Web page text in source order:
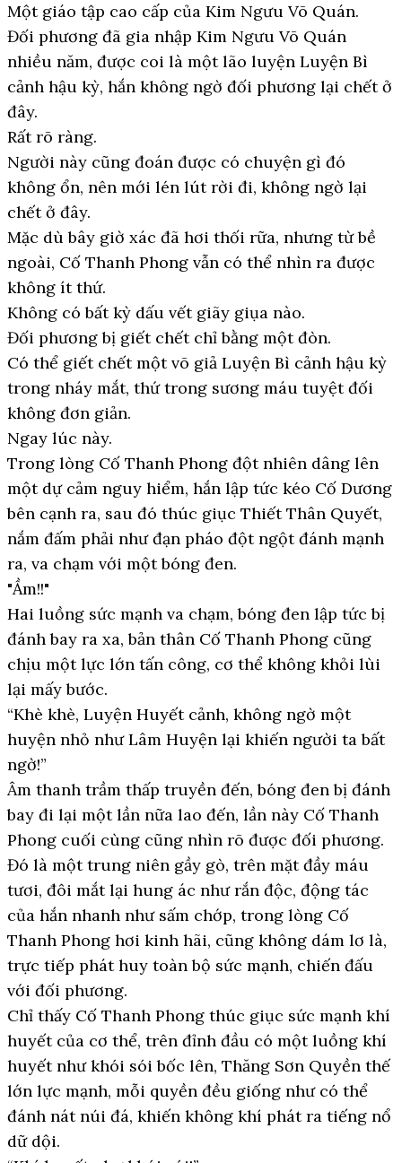
Một giáo tập cao cấp của Kim Ngưu Võ Quán.
Đối phương đã gia nhập Kim Ngưu Võ Quán
nhiều năm, được coi là một lão luyện Luyện Bì
cảnh hậu kỳ, hắn không ngờ đối phương lại chết ở
đây.
Rất rõ ràng.
Người này cũng đoán được có chuyện gì đó
không ổn, nên mới lén lút rời đi, không ngờ lại
chết ở đây.
Mặc dù bây giờ xác đã hơi thối rữa, nhưng từ bề
ngoài, Cố Thanh Phong vẫn có thể nhìn ra được
không ít thứ.
Không có bất kỳ dấu vết giãy giụa nào.
Đối phương bị giết chết chỉ bằng một đòn.
Có thể giết chết một võ giả Luyện Bì cảnh hậu kỳ
trong nháy mắt, thứ trong sương máu tuyệt đối
không đơn giản.
Ngay lúc này.
Trong lòng Cố Thanh Phong đột nhiên dâng lên
một dự cảm nguy hiểm, hắn lập tức kéo Cố Dương
bên cạnh ra, sau đó thúc giục Thiết Thân Quyết,
nắm đấm phải như đạn pháo đột ngột đánh mạnh
ra, va chạm với một bóng đen.
"Ầm!!"
Hai luồng sức mạnh va chạm, bóng đen lập tức bị
đánh bay ra xa, bản thân Cố Thanh Phong cũng
chịu một lực lớn tấn công, cơ thể không khỏi lùi
lại mấy bước.
“Khè khè, Luyện Huyết cảnh, không ngờ một
huyện nhỏ như Lâm Huyện lại khiến người ta bất
ngờ!”
Âm thanh trầm thấp truyền đến, bóng đen bị đánh
bay đi lại một lần nữa lao đến, lần này Cố Thanh
Phong cuối cùng cũng nhìn rõ được đối phương.
Đó là một trung niên gầy gò, trên mặt đầy máu
tươi, đôi mắt lại hung ác như rắn độc, động tác
của hắn nhanh như sấm chớp, trong lòng Cố
Thanh Phong hơi kinh hãi, cũng không dám lơ là,
trực tiếp phát huy toàn bộ sức mạnh, chiến đấu
với đối phương.
Chỉ thấy Cố Thanh Phong thúc giục sức mạnh khí
huyết của cơ thể, trên đỉnh đầu có một luồng khí
huyết như khói sói bốc lên, Thăng Sơn Quyền thế
lớn lực mạnh, mỗi quyền đều giống như có thể
đánh nát núi đá, khiến không khí phát ra tiếng nổ
dữ dội.